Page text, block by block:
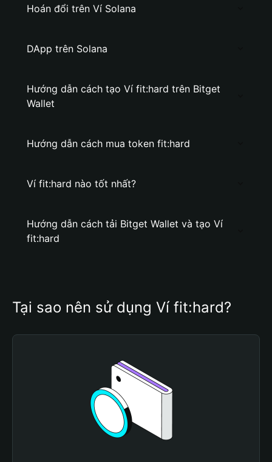
Hoán đổi trên Ví Solana
DApp trên Solana
Hướng dẫn cách tạo Ví fit:hard trên Bitget
Wallet
Hướng dẫn cách mua token fit:hard
Ví fit:hard nào tốt nhất?
Hướng dẫn cách tải Bitget Wallet và tạo Ví
fit:hard
Tại sao nên sử dụng Ví fit:hard?